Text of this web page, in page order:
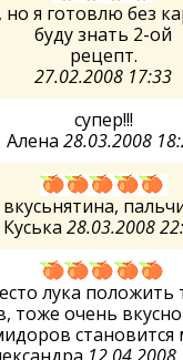
но я готовлю без
буду знать 2-ой
рецепт.
27.02.2008 17:33
супер!!!
Алена 28.03.2008
Куська 28.03.2008
лука положить
тоже очень вкусно
становится